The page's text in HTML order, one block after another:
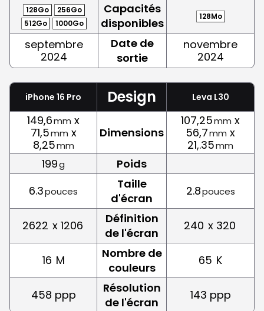
128Go
256Go
512Go
1000Go
Capacités
disponibles
128Mo
septembre
2024
Date de
sortie
novembre
2024
iPhone 16 Pro Design Leva L30
149,6mm x
71,5mm x
8,25mm
Dimensions
107,25mm x
56,7mm x
21,.35mm
199g
Poids
6.3pouces
Taille
d'écran
2.8pouces
2622 x 1206
Définition
de l'écran
240 x 320
16 M
Nombre de
couleurs
65 K
458 ppp
Résolution
de l'écran
143 ppp